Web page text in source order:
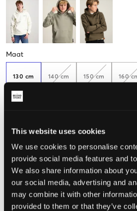
This website uses cookies
We use cookies to personalise
provide social media features and
We also share information about
our social media, advertising and
may combine it with other
provided to them or that they’ve
Maat
130 cm
Nog
140 cm 150 cm 160
Te klein Perfect
KIES EEN MAAT